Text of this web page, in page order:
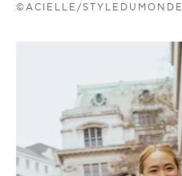
©ACIELLE/STYLEDUMONDE